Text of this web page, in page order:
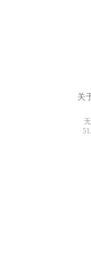
关